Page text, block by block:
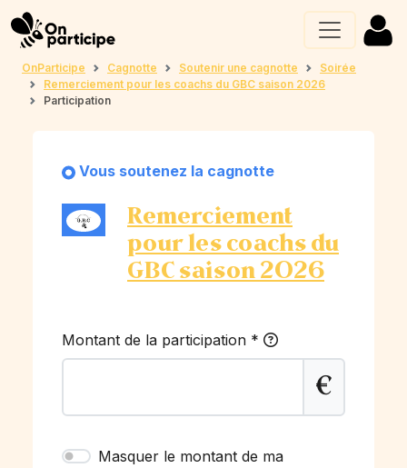
OnParticipe Cagnotte Soutenir une cagnotte
Soirée
Remerciement pour les coachs du GBC saison 2026
Participation
Vous soutenez la cagnotte
Remerciement
pour les coachs du
GBC saison 2026
Montant de la participation *
€
Masquer le montant de ma